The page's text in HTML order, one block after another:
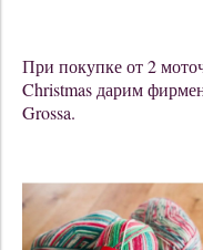
При покупке от 2
Christmas дарим
Grossa.